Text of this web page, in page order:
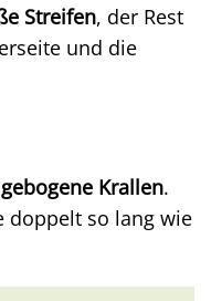
Streifen, der Rest
und die
gebogene Krallen.
doppelt so lang wie